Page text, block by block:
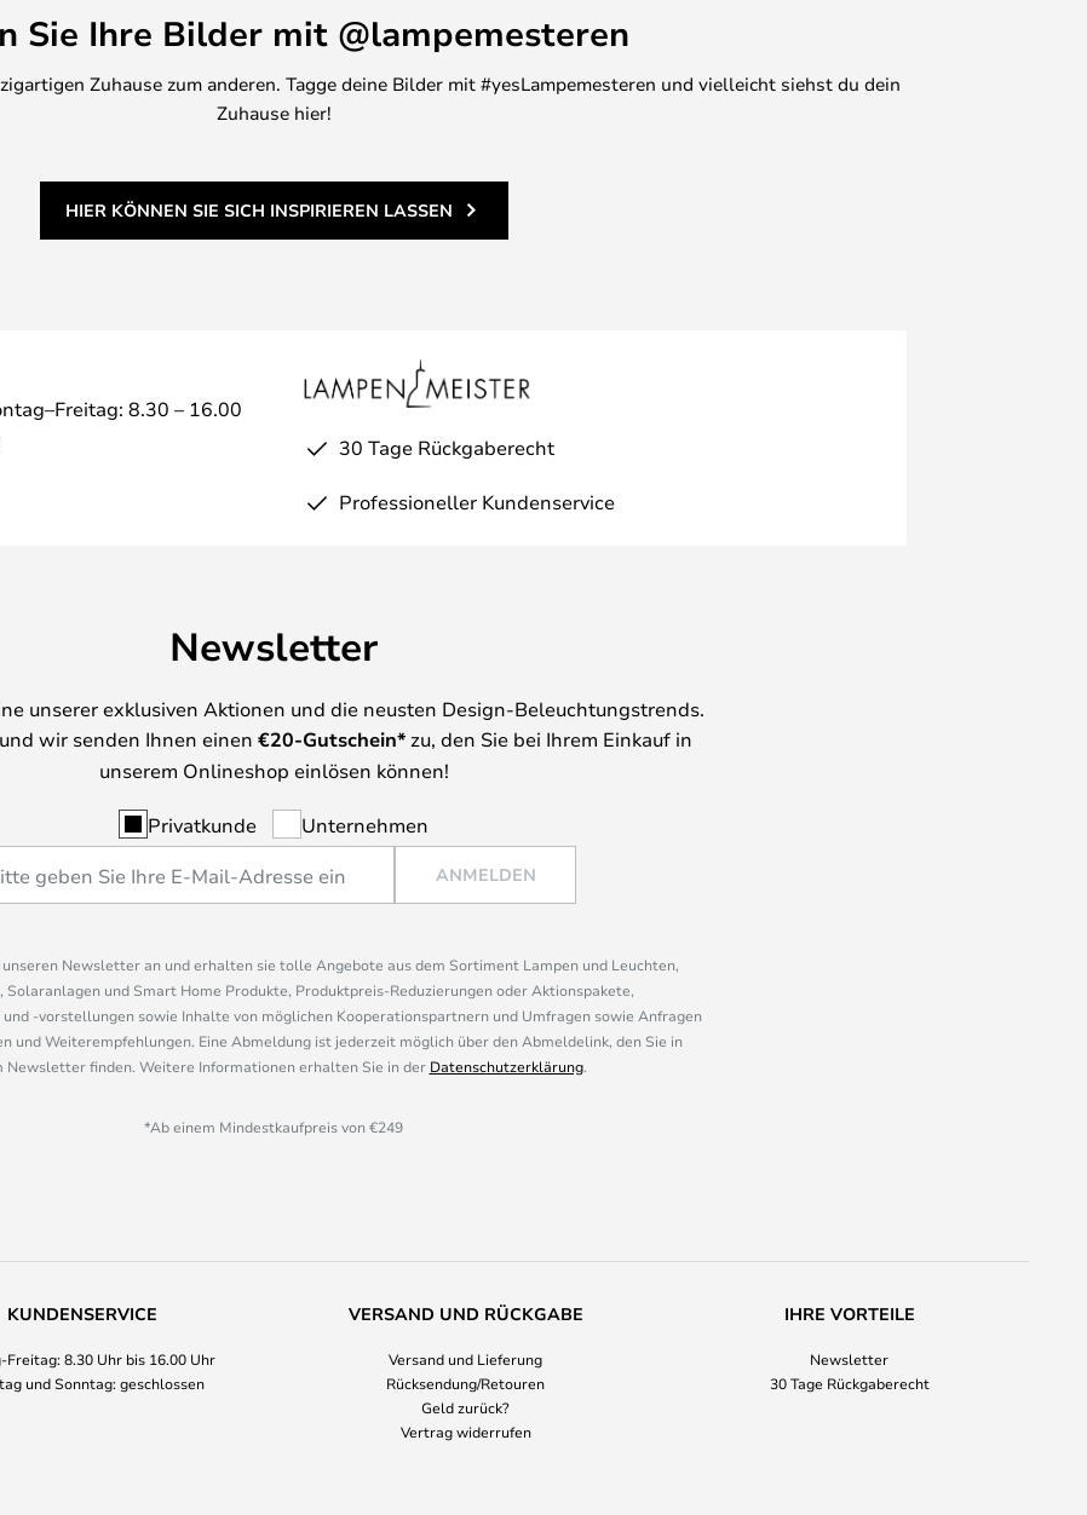
Sie Ihre Bilder mit @lampemesteren
Zuhause zum anderen. Tagge deine Bilder mit #yesLampemesteren und vielleicht siehst du dein
Zuhause hier!
HIER KÖNNEN SIE SICH INSPIRIEREN LASSEN
8.30 – 16.00
30 Tage Rückgaberecht
Professioneller Kundenservice
Newsletter
unserer exklusiven Aktionen und die neusten Design-Beleuchtungstrends.
wir senden Ihnen einen €20-Gutschein* zu, den Sie bei Ihrem Einkauf in
unserem Onlineshop einlösen können!
Privatkunde Unternehmen
ANMELDEN
Newsletter an und erhalten sie tolle Angebote aus dem Sortiment Lampen und Leuchten,
Solaranlagen und Smart Home Produkte, Produktpreis-Reduzierungen oder Aktionspakete,
-vorstellungen sowie Inhalte von möglichen Kooperationspartnern und Umfragen sowie Anfragen
und Weiterempfehlungen. Eine Abmeldung ist jederzeit möglich über den Abmeldelink, den Sie in
Newsletter finden. Weitere Informationen erhalten Sie in der Datenschutzerklärung.
*Ab einem Mindestkaufpreis von €249
KUNDENSERVICE
Freitag: 8.30 Uhr bis 16.00 Uhr
und Sonntag: geschlossen
VERSAND UND RÜCKGABE
Versand und Lieferung
Rücksendung/Retouren
Geld zurück?
Vertrag widerrufen
IHRE VORTEILE
Newsletter
30 Tage Rückgaberecht